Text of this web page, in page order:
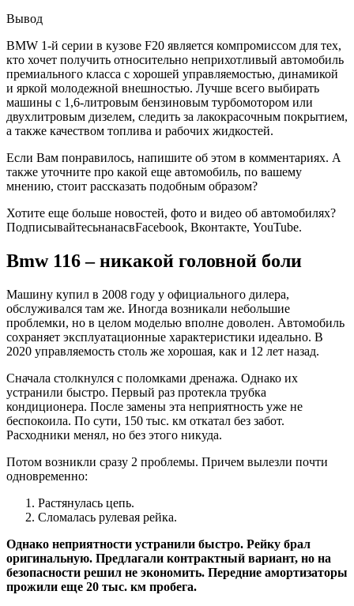
Вывод
BMW 1-й серии в кузове F20 является компромиссом для тех,
кто хочет получить относительно неприхотливый автомобиль
премиального класса с хорошей управляемостью, динамикой
и яркой молодежной внешностью. Лучше всего выбирать
машины с 1,6-литровым бензиновым турбомотором или
двухлитровым дизелем, следить за лакокрасочным покрытием,
а также качеством топлива и рабочих жидкостей.
Если Вам понравилось, напишите об этом в комментариях. А
также уточните про какой еще автомобиль, по вашему
мнению, стоит рассказать подобным образом?
Хотите еще больше новостей, фото и видео об автомобилях?
ПодписывайтесьнанасвFacebook, Вконтакте, YouTube.
Bmw 116 – никакой головной боли
Машину купил в 2008 году у официального дилера,
обслуживался там же. Иногда возникали небольшие
проблемки, но в целом моделью вполне доволен. Автомобиль
сохраняет эксплуатационные характеристики идеально. В
2020 управляемость столь же хорошая, как и 12 лет назад.
Сначала столкнулся с поломками дренажа. Однако их
устранили быстро. Первый раз протекла трубка
кондиционера. После замены эта неприятность уже не
беспокоила. По сути, 150 тыс. км откатал без забот.
Расходники менял, но без этого никуда.
Потом возникли сразу 2 проблемы. Причем вылезли почти
одновременно:
Растянулась цепь.
Сломалась рулевая рейка.
Однако неприятности устранили быстро. Рейку брал
оригинальную. Предлагали контрактный вариант, но на
безопасности решил не экономить. Передние амортизаторы
прожили еще 20 тыс. км пробега.